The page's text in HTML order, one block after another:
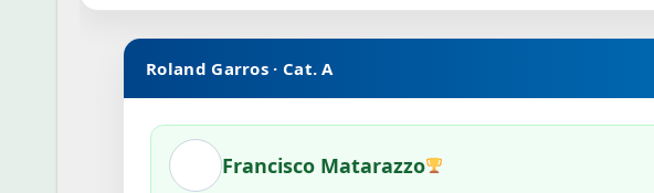
Roland Garros · Cat. A
Francisco Matarazzo